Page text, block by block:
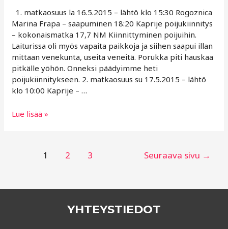
1. matkaosuus la 16.5.2015 – lähtö klo 15:30 Rogoznica
Marina Frapa – saapuminen 18:20 Kaprije poijukiinnitys
– kokonaismatka 17,7 NM Kiinnittyminen poijuihin.
Laiturissa oli myös vapaita paikkoja ja siihen saapui illan
mittaan venekunta, useita veneitä. Porukka piti hauskaa
pitkälle yöhön. Onneksi päädyimme heti
poijukiinnitykseen. 2. matkaosuus su 17.5.2015 – lähtö
klo 10:00 Kaprije – …
Matkaraportti
Lue lisää »
Artikkelien1 2 3 Seuraava sivu →
YHTEYSTIEDOT